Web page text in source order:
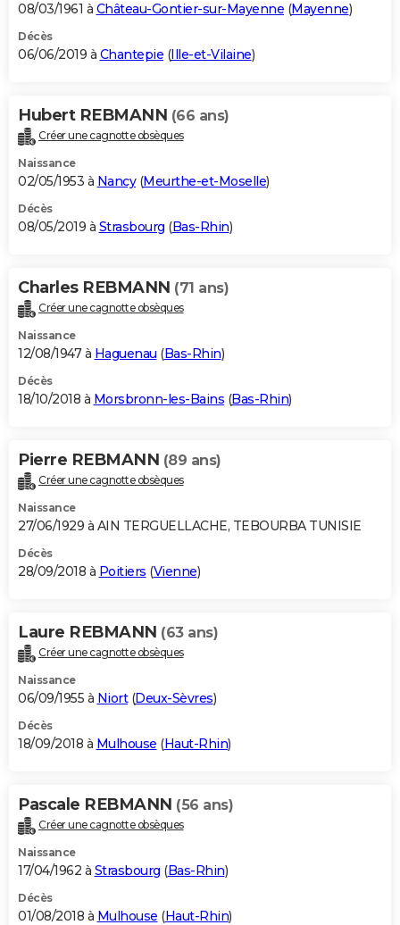
08/03/1961 à Château-Gontier-sur-Mayenne (Mayenne)
Décès
06/06/2019 à Chantepie (Ille-et-Vilaine)
Hubert REBMANN (66 ans)
Créer une cagnotte obsèques
Naissance
02/05/1953 à Nancy(Meurthe-et-Moselle)
Décès
08/05/2019 à Strasbourg (Bas-Rhin)
Charles REBMANN (71 ans)
Créer une cagnotte obsèques
Naissance
12/08/1947 à Haguenau (Bas-Rhin)
Décès
18/10/2018 à Morsbronn-les-Bains (Bas-Rhin)
Pierre REBMANN (89 ans)
Créer une cagnotte obsèques
Naissance
27/06/1929 à AIN TERGUELLACHE, TEBOURBA TUNISIE
Décès
28/09/2018 à Poitiers (Vienne)
Laure REBMANN (63 ans)
Créer une cagnotte obsèques
Naissance
06/09/1955 à Niort(Deux-Sèvres)
Décès
18/09/2018 à Mulhouse (Haut-Rhin)
Pascale REBMANN (56 ans)
Créer une cagnotte obsèques
Naissance
17/04/1962 à Strasbourg (Bas-Rhin)
Décès
01/08/2018 à Mulhouse (Haut-Rhin)